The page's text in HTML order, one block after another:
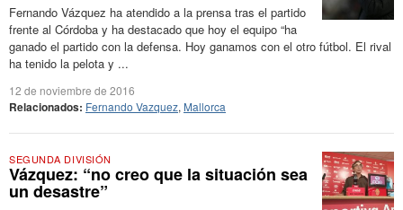
Fernando Vázquez ha atendido a la prensa tras el partido
frente al Córdoba y ha destacado que hoy el equipo “ha
ganado el partido con la defensa. Hoy ganamos con el otro fútbol. El rival
ha tenido la pelota y ...
12 de noviembre de 2016
Relacionados: Fernando Vazquez, Mallorca
SEGUNDA DIVISIÓN
Vázquez: “no creo que la situación sea
un desastre”